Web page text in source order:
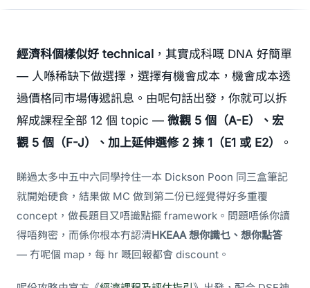
經濟科個樣似好 technical ，其實成科嘅 DNA 好簡單
— 人喺稀缺下做選擇，選擇有機會成本，機會成本透
過價格同市場傳遞訊息。由呢句話出發，你就可以拆
解成課程全部 12 個 topic — 微觀 5 個（A-E）、宏
觀 5 個（F-J）、加上延伸選修 2 揀 1（E1 或 E2）
。
睇過太多中五中六同學拎住一本 Dickson Poon 同三盒筆記
就開始硬食，結果做 MC 做到第二份已經覺得好多重覆
concept，做長題目又唔識點擺 framework。問題唔係你讀
得唔夠密，而係你根本冇認清HKEAA 想你識乜、想你點答
— 冇呢個 map，每 hr 嘅回報都會 discount。